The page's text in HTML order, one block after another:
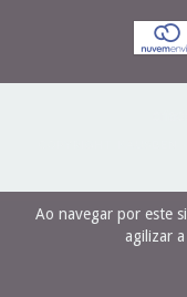
Ao navegar por este
agilizar
COPYRIGHT KAUSBEN